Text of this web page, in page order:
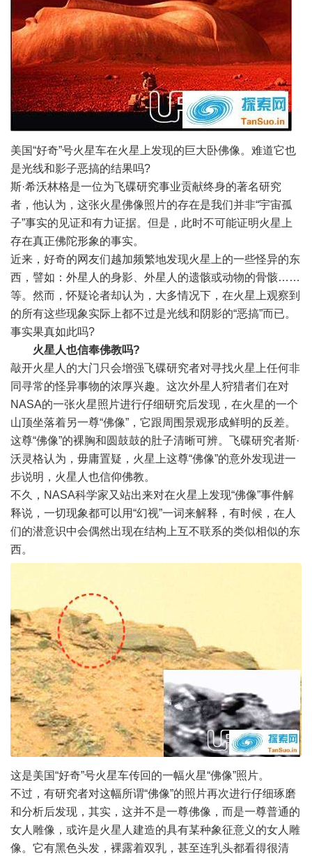
美国“好奇”号火星车在火星上发现的巨大卧佛像。难道它也
是光线和影子恶搞的结果吗?
斯·希沃林格是一位为飞碟研究事业贡献终身的著名研究
者，他认为，这张火星佛像照片的存在是我们并非“宇宙孤
子”事实的见证和有力证据。但是，此时不可能证明火星上
存在真正佛陀形象的事实。
近来，好奇的网友们越加频繁地发现火星上的一些怪异的东
西，譬如： 外星人 的身影、外星人的遗骸或动物的骨骸……
等。然而，怀疑论者却认为，大多情况下，在火星上观察到
的所有这些现象实际上都不过是光线和阴影的“恶搞”而已。
事实果真如此吗?
火星人也信奉佛教吗?
敲开火星人的大门只会增强飞碟研究者对寻找火星上任何非
同寻常的怪异事物的浓厚兴趣。这次外星人狩猎者们在对
NASA的一张火星照片进行仔细研究后发现，在火星的一个
山顶坐落着另一尊“佛像”，它跟周围景观形成鲜明的反差。
这尊“佛像”的裸胸和圆鼓鼓的肚子清晰可辨。飞碟研究者斯·
沃灵格认为，毋庸置疑，火星上这尊“佛像”的意外发现进一
步说明，火星人也信仰佛教。
不久，NASA科学家又站出来对在火星上发现“佛像”事件解
释说，一切现象都可以用“幻视”一词来解释，有时候，在人
们的潜意识中会偶然出现在结构上互不联系的类似相似的东
西。
这是美国“好奇”号火星车传回的一幅火星“佛像”照片。
不过，有研究者对这幅所谓“佛像”的照片再次进行仔细琢磨
和分析后发现，其实，这并不是一尊佛像，而是一尊普通的
女人雕像，或许是火星人建造的具有某种象征意义的女人雕
像。它有黑色头发，裸露着双乳，甚至连乳头都看得很清